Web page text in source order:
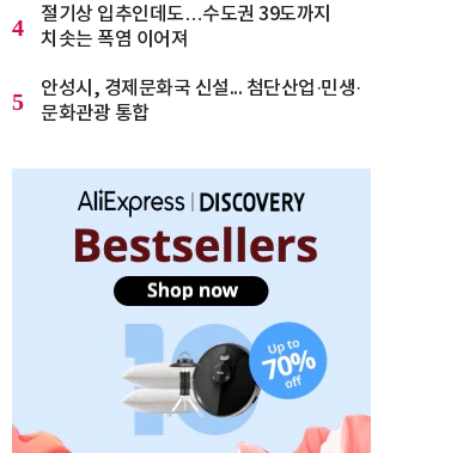
4
절기상 입추인데도…수도권 39도까지
치솟는 폭염 이어져
5
안성시, 경제문화국 신설... 첨단산업·민생·
문화관광 통합